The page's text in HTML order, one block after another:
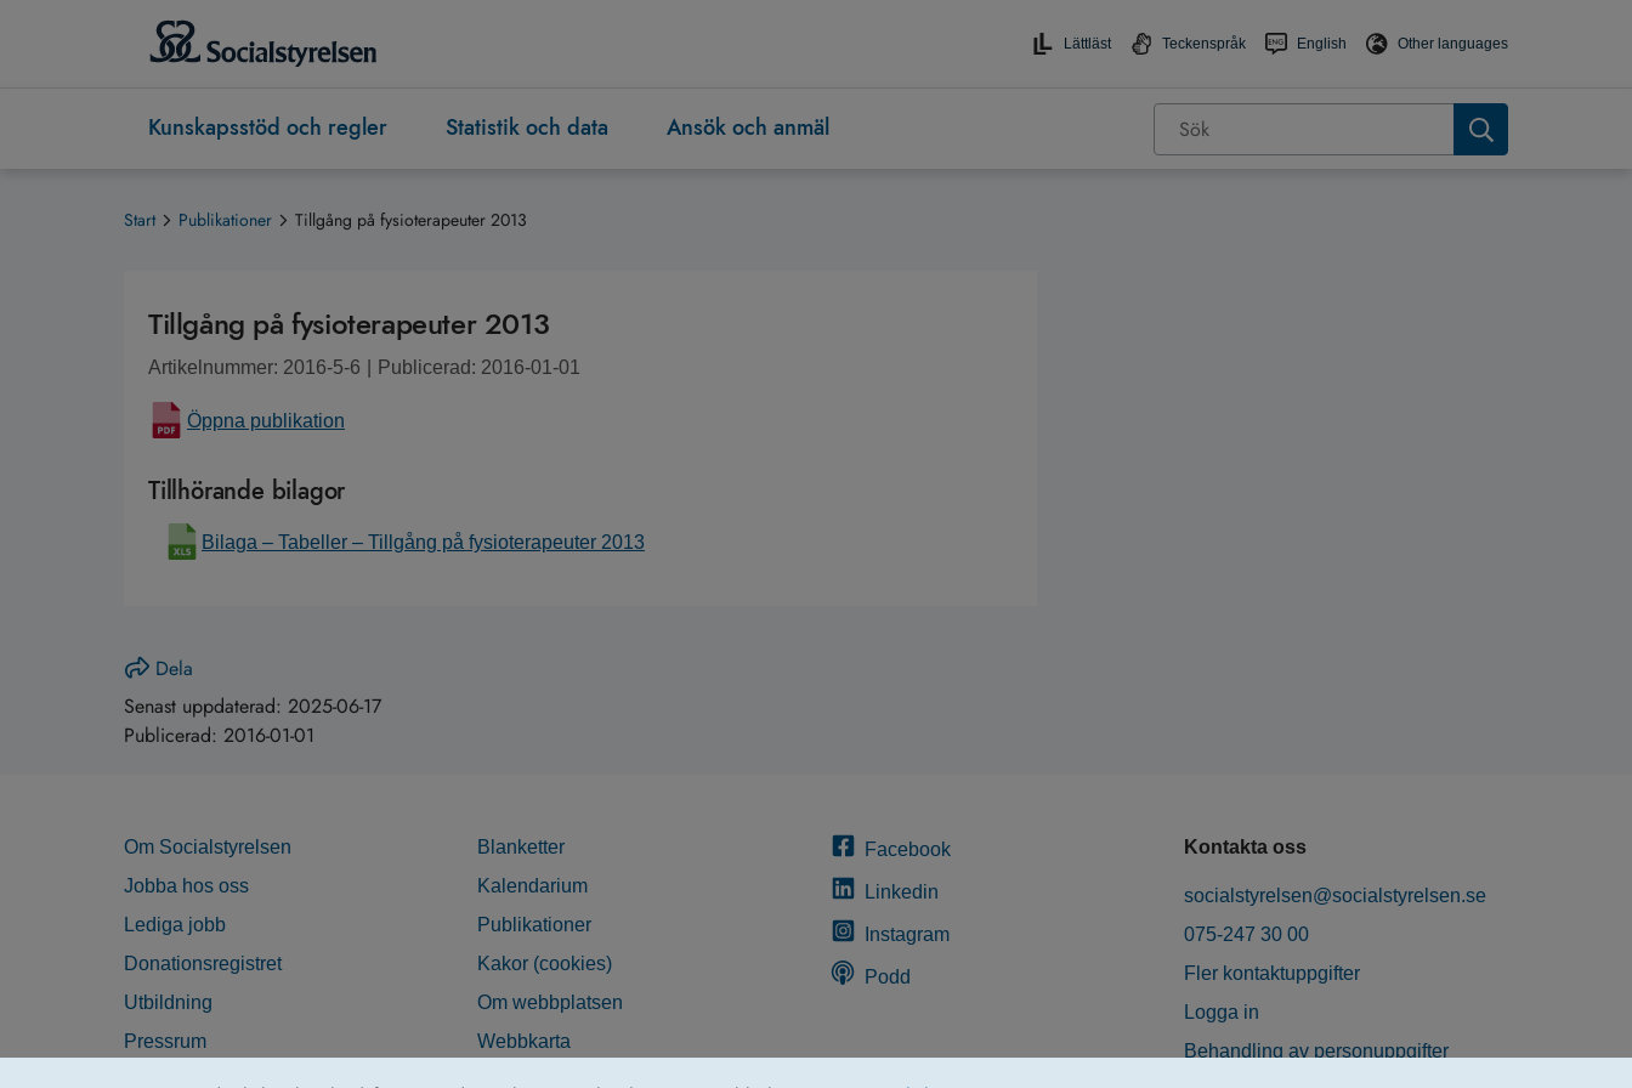
Lättläst Teckenspråk English Other languages
Kunskapsstöd och regler Statistik och data Ansök och anmäl
Start Publikationer Tillgång på fysioterapeuter 2013
Tillgång på fysioterapeuter 2013
Artikelnummer: 2016-5-6 Publicerad: 2016-01-01
Öppna publikation
Tillhörande bilagor
Bilaga – Tabeller – Tillgång på fysioterapeuter 2013
Dela
Senast uppdaterad: 2025-06-17
Publicerad: 2016-01-01
Om Socialstyrelsen
Jobba hos oss
Lediga jobb
Donationsregistret
Utbildning
Pressrum
Blanketter
Kalendarium
Publikationer
Kakor (cookies)
Om webbplatsen
Webbkarta
Facebook
Linkedin
Instagram
Podd
Kontakta oss
socialstyrelsen@socialstyrelsen.se
075-247 30 00
Fler kontaktuppgifter
Logga in
Behandling av personuppgifter